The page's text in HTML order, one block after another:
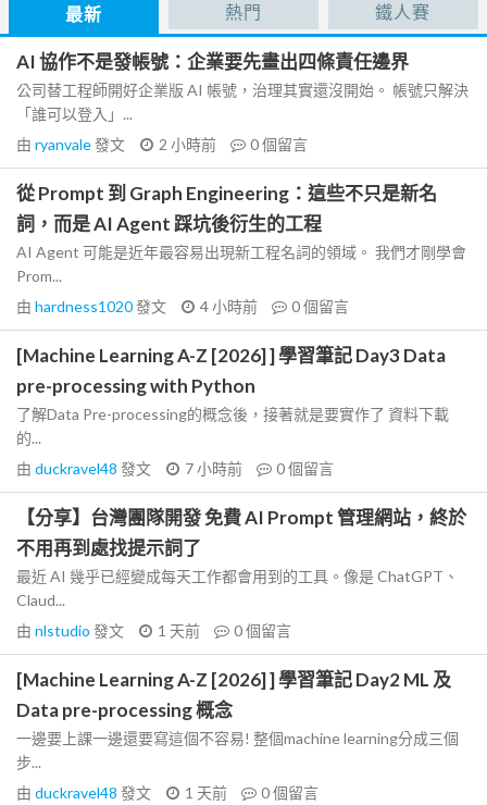
最新 熱門 鐵人賽
AI 協作不是發帳號：企業要先畫出四條責任邊界
公司替工程師開好企業版 AI 帳號，治理其實還沒開始。 帳號只解決
「誰可以登入」...
由 ryanvale發文 2 小時前 0個留言
從 Prompt 到 Graph Engineering：這些不只是新名
詞，而是 AI Agent 踩坑後衍生的工程
AI Agent 可能是近年最容易出現新工程名詞的領域。 我們才剛學會
Prom...
由 hardness1020發文 4 小時前 0個留言
[Machine Learning A-Z [2026] ] 學習筆記 Day3 Data
pre-processing with Python
了解Data Pre-processing的概念後，接著就是要實作了 資料下載
的...
由 duckravel48 發文 7 小時前 0個留言
【分享】台灣團隊開發 免費 AI Prompt 管理網站，終於
不用再到處找提示詞了
最近 AI 幾乎已經變成每天工作都會用到的工具。像是 ChatGPT、
Claud...
由 nlstudio 發文 1 天前 0個留言
[Machine Learning A-Z [2026] ] 學習筆記 Day2 ML 及
Data pre-processing 概念
一邊要上課一邊還要寫這個不容易! 整個machine learning分成三個
步...
由 duckravel48 發文 1 天前 0個留言